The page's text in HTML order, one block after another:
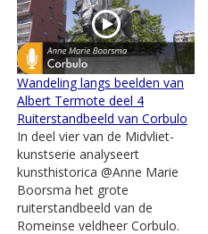
Wandeling langs beelden van
Albert Termote deel 4
Ruiterstandbeeld van Corbulo
In deel vier van de Midvliet-
kunstserie analyseert
kunsthistorica @Anne Marie
Boorsma het grote
ruiterstandbeeld van de
Romeinse veldheer Corbulo.